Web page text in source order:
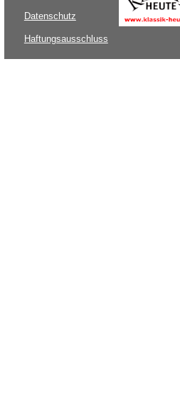
Datenschutz
Haftungsausschluss